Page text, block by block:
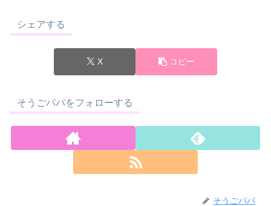
シェアする
X コピー
そうごパパをフォローする
そうごパパ